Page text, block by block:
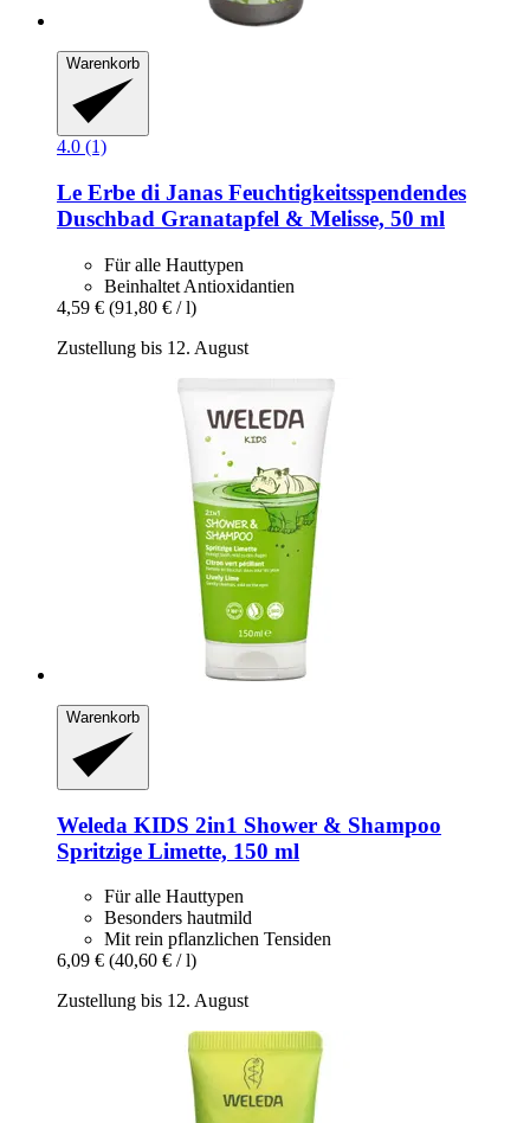
Warenkorb
4.0 (1)
Le Erbe di Janas Feuchtigkeitsspendendes
Duschbad Granatapfel & Melisse, 50 ml
Für alle Hauttypen
Beinhaltet Antioxidantien
4,59 € (91,80 € / l)
Zustellung bis 12. August
Warenkorb
Weleda KIDS 2in1 Shower & Shampoo
Spritzige Limette, 150 ml
Für alle Hauttypen
Besonders hautmild
Mit rein pflanzlichen Tensiden
6,09 € (40,60 € / l)
Zustellung bis 12. August